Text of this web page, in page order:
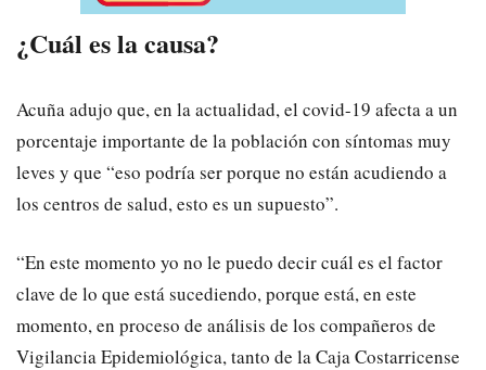
¿Cuál es la causa?
Acuña adujo que, en la actualidad, el covid-19 afecta a un
porcentaje importante de la población con síntomas muy
leves y que “eso podría ser porque no están acudiendo a
los centros de salud, esto es un supuesto”.
“En este momento yo no le puedo decir cuál es el factor
clave de lo que está sucediendo, porque está, en este
momento, en proceso de análisis de los compañeros de
Vigilancia Epidemiológica, tanto de la Caja Costarricense